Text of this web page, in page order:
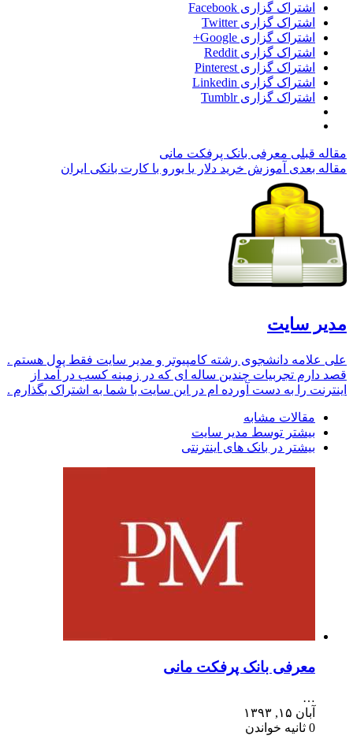
اشتراک گزاری Facebook
اشتراک گزاری Twitter
اشتراک گزاری Google+
اشتراک گزاری Reddit
اشتراک گزاری Pinterest
اشتراک گزاری Linkedin
اشتراک گزاری Tumblr
مقاله قبلی معرفی بانک پرفکت مانی
مقاله بعدی آموزش خرید دلار یا یورو با کارت بانکی ایران
مدیر سایت
علی علامه دانشجوی رشته کامپیوتر و مدیر سایت فقط پول هستم .
قصد دارم تجربیات چندین ساله ای که در زمینه کسب در آمد از
اینترنت را به دست آورده ام در این سایت با شما به اشتراک بگذارم .
مقالات مشابه
بیشتر توسط مدیر سایت
بیشتر در بانک های اینترنتی
معرفی بانک پرفکت مانی
…
آبان ۱۵, ۱۳۹۳
0 ثانیه خواندن